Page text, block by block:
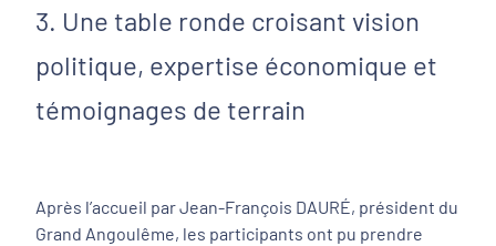
3. Une table ronde croisant vision
politique, expertise économique et
témoignages de terrain
Après l’accueil par Jean-François DAURÉ, président du
Grand Angoulême, les participants ont pu prendre